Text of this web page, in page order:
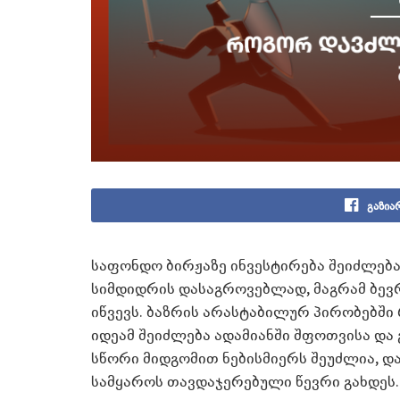
საფონდო ბირჟაზე ინვესტირება
სიმდიდრის დასაგროვებლად, მაგრამ
იწვევს. ბაზრის არასტაბილურ
იდეამ შეიძლება ადამიანში შფოთვისა
სწორი მიდგომით ნებისმიერს შეუძლია,
სამყაროს თავდაჯერებული წევრი გახდეს.